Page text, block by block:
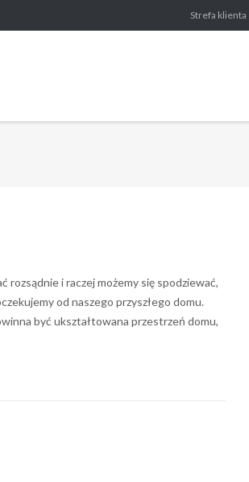
Strefa klienta
rozsądnie i raczej możemy się spodziewać,
od naszego przyszłego domu.
być ukształtowana przestrzeń domu,